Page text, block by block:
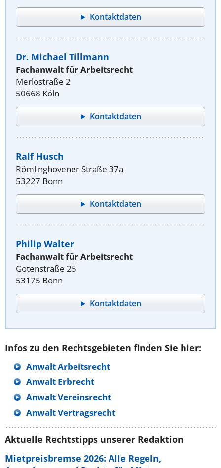
Kontaktdaten
Dr. Michael Tillmann
Fachanwalt für Arbeitsrecht
Merlostraße 2
50668 Köln
Kontaktdaten
Ralf Husch
Römlinghovener Straße 37a
53227 Bonn
Kontaktdaten
Philip Walter
Fachanwalt für Arbeitsrecht
Gotenstraße 25
53175 Bonn
Kontaktdaten
Infos zu den Rechtsgebieten finden Sie hier:
Anwalt Arbeitsrecht
Anwalt Erbrecht
Anwalt Vereinsrecht
Anwalt Vertragsrecht
Aktuelle Rechtstipps unserer Redaktion
Mietpreisbremse 2026: Alle Regeln,